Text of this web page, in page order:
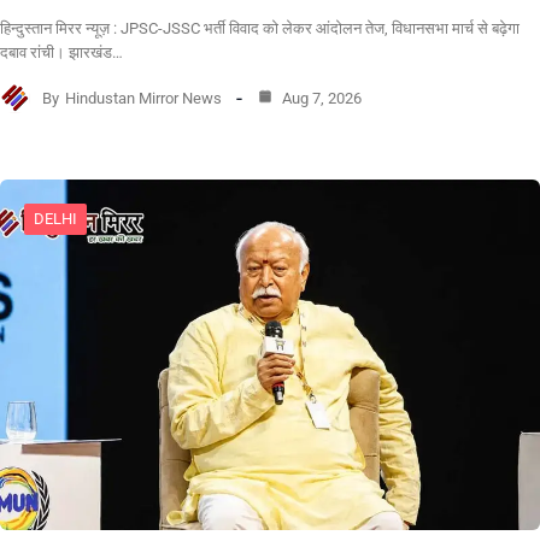
हिन्दुस्तान मिरर न्यूज़ : JPSC-JSSC भर्ती विवाद को लेकर आंदोलन तेज, विधानसभा मार्च से बढ़ेगा
दबाव रांची। झारखंड…
By Hindustan Mirror News Aug 7, 2026
DELHI